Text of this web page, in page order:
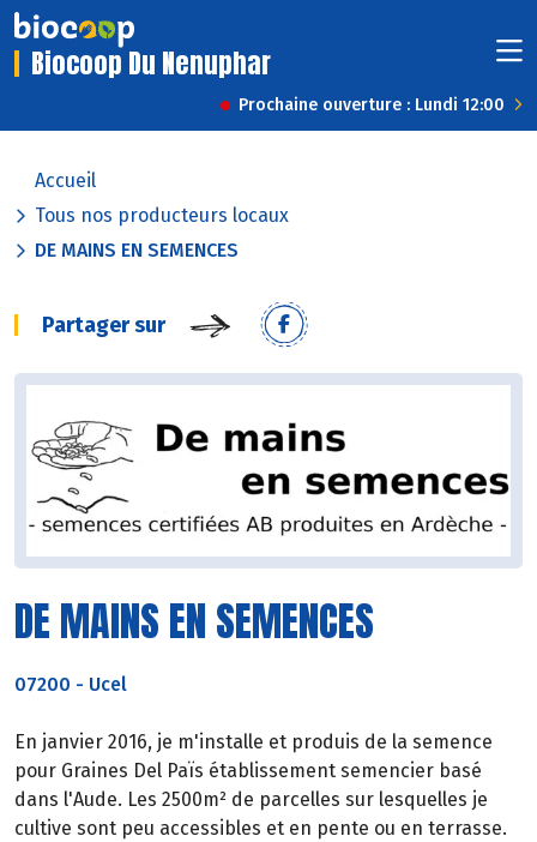
Biocoop Du Nenuphar
Prochaine ouverture : Lundi 12:00
Accueil
Tous nos producteurs locaux
DE MAINS EN SEMENCES
Partager sur
DE MAINS EN SEMENCES
07200 - Ucel
En janvier 2016, je m'installe et produis de la semence
pour Graines Del Païs établissement semencier basé
dans l'Aude. Les 2500m² de parcelles sur lesquelles je
cultive sont peu accessibles et en pente ou en terrasse.